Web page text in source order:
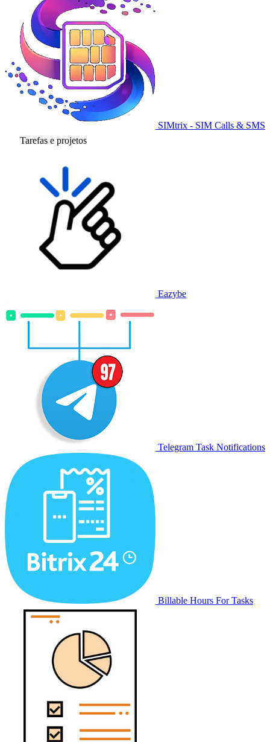
SIMtrix - SIM Calls & SMS
Tarefas e projetos
Eazybe
Telegram Task Notifications
Billable Hours For Tasks